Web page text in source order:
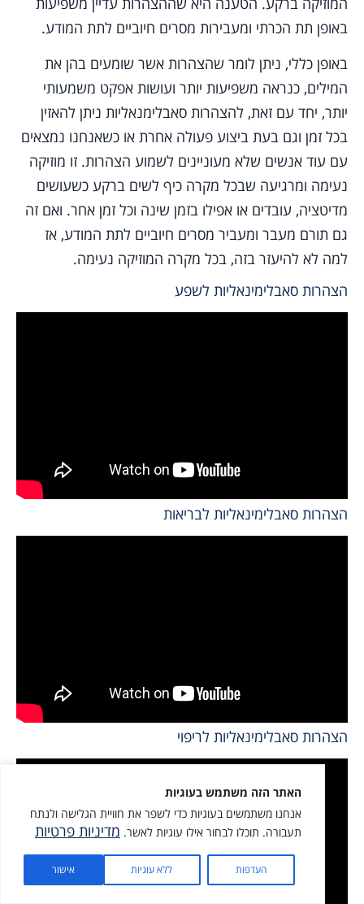
האתר הזה משתמש בעוגיות
אנחנו משתמשים בעוגיות כדי לשפר את חוויית הגלישה ולנתח
תעבורה. תוכלו לבחור אילו עוגיות לאשר. מדיניות פרטיות
העדפות ללא עוגיות אישור
באופן תת הכרתי ומעבירות מסרים חיוביים לתת המודע.
באופן כללי, ניתן לומר שהצהרות אשר שומעים בהן את
המילים, כנראה משפיעות יותר ועושות אפקט משמעותי
יותר, יחד עם זאת, להצהרות סאבלימנאליות ניתן להאזין
בכל זמן וגם בעת ביצוע פעולה אחרת או כשאנחנו נמצאים
עם עוד אנשים שלא מעוניינים לשמוע הצהרות. זו מוזיקה
נעימה ומרגיעה שבכל מקרה כיף לשים ברקע כשעושים
מדיטציה, עובדים או אפילו בזמן שינה וכל זמן אחר. ואם זה
גם תורם מעבר ומעביר מסרים חיוביים לתת המודע, אז
למה לא להיעזר בזה, בכל מקרה המוזיקה נעימה.
הצהרות סאבלימינאליות לשפע
הצהרות סאבלימינאליות לבריאות
הצהרות סאבלימינאליות לריפוי
מתנה בשבילך